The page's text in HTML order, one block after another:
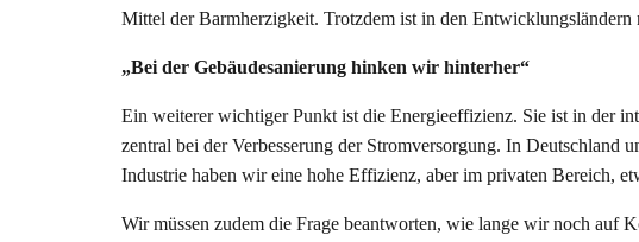
Mittel der Barmherzigkeit. Trotzdem ist in den Entwicklungsländern
„Bei der Gebäudesanierung hinken wir hinterher“
Ein weiterer wichtiger Punkt ist die Energieeffizienz. Sie ist in der
zentral bei der Verbesserung der Stromversorgung. In Deutschland
Industrie haben wir eine hohe Effizienz, aber im privaten Bereich,
Wir müssen zudem die Frage beantworten, wie lange wir noch auf